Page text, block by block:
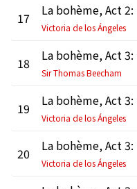
17
Victoria de los Ángeles
18
Sir Thomas Beecham
19
Victoria de los Ángeles
20
Victoria de los Ángeles